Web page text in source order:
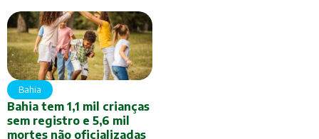
Bahia
Bahia tem 1,1 mil crianças
sem registro e 5,6 mil
mortes não oficializadas